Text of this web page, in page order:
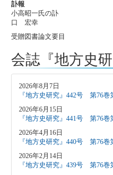
訃報
小高昭一
口 宏幸
受贈図書論文要目
会誌『地方史研
2026年8月7日
『地方史研究』442号 第76
2026年6月15日
『地方史研究』441号 第76
2026年4月16日
『地方史研究』440号 第76
2026年2月14日
『地方史研究』439号 第76